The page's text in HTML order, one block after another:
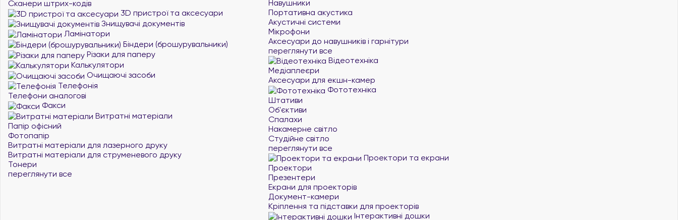
Сканери штрих-кодів
3D пристрої та аксесуари
Знищувачі документів
Ламінатори
Біндери (брошурувальники)
Різаки для паперу
Калькулятори
Очищаючі засоби
Телефонія
Телефони аналогові
Факси
Витратні матеріали
Папір офісний
Фотопапір
Витратні матеріали для лазерного друку
Витратні матеріали для струменевого друку
Тонери
переглянути все
Навушники
Портативна акустика
Акустичні системи
Мікрофони
Аксесуари до навушників і гарнітури
переглянути все
Відеотехніка
Медіаплеєри
Аксесуари для екшн-камер
Фототехніка
Штативи
Об'єктиви
Спалахи
Накамерне світло
Студійне світло
переглянути все
Проектори та екрани
Проектори
Презентери
Екрани для проекторів
Документ-камери
Кріплення та підставки для проекторів
Інтерактивні дошки